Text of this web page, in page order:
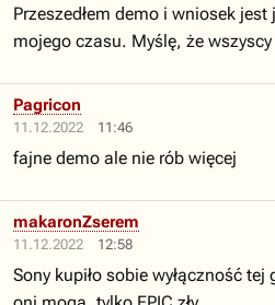
Przeszedłem demo i wniosek
mojego czasu. Myślę, że
11.12.2022 11:46
Pagricon
fajne demo ale nie rób więcej
11.12.2022 12:58
makaronZserem
Sony kupiło sobie wyłączność